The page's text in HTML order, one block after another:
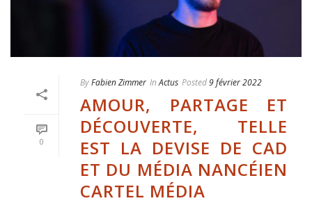
0
ByFabien Zimmer In Actus Posted9 février 2022
AMOUR, PARTAGE ET
DÉCOUVERTE, TELLE
EST LA DEVISE DE CAD
ET DU MÉDIA NANCÉIEN
CARTEL MÉDIA